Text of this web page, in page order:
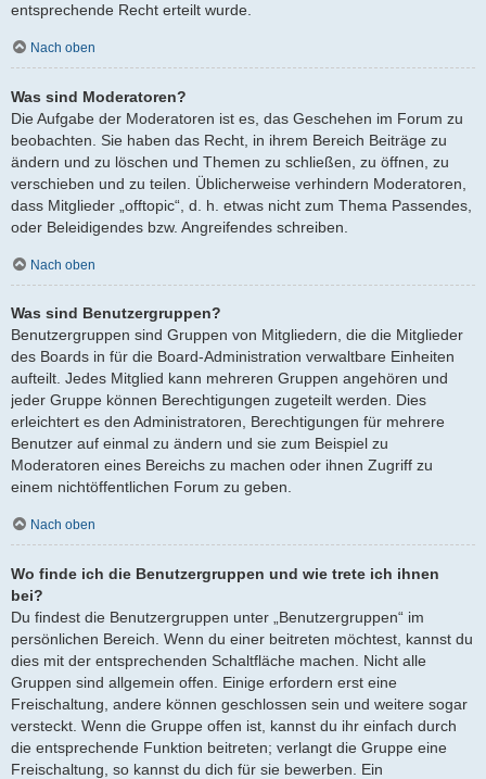
entsprechende Recht erteilt wurde.
Nach oben
Was sind Moderatoren?
Die Aufgabe der Moderatoren ist es, das Geschehen im Forum zu
beobachten. Sie haben das Recht, in ihrem Bereich Beiträge zu
ändern und zu löschen und Themen zu schließen, zu öffnen, zu
verschieben und zu teilen. Üblicherweise verhindern Moderatoren,
dass Mitglieder „offtopic“, d. h. etwas nicht zum Thema Passendes,
oder Beleidigendes bzw. Angreifendes schreiben.
Nach oben
Was sind Benutzergruppen?
Benutzergruppen sind Gruppen von Mitgliedern, die die Mitglieder
des Boards in für die Board-Administration verwaltbare Einheiten
aufteilt. Jedes Mitglied kann mehreren Gruppen angehören und
jeder Gruppe können Berechtigungen zugeteilt werden. Dies
erleichtert es den Administratoren, Berechtigungen für mehrere
Benutzer auf einmal zu ändern und sie zum Beispiel zu
Moderatoren eines Bereichs zu machen oder ihnen Zugriff zu
einem nichtöffentlichen Forum zu geben.
Nach oben
Wo finde ich die Benutzergruppen und wie trete ich ihnen
bei?
Du findest die Benutzergruppen unter „Benutzergruppen“ im
persönlichen Bereich. Wenn du einer beitreten möchtest, kannst du
dies mit der entsprechenden Schaltfläche machen. Nicht alle
Gruppen sind allgemein offen. Einige erfordern erst eine
Freischaltung, andere können geschlossen sein und weitere sogar
versteckt. Wenn die Gruppe offen ist, kannst du ihr einfach durch
die entsprechende Funktion beitreten; verlangt die Gruppe eine
Freischaltung, so kannst du dich für sie bewerben. Ein